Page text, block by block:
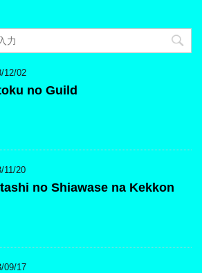
12/02
no Guild
11/20
no Shiawase na Kekkon
09/17